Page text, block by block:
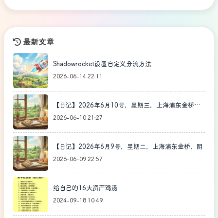
最新文章
Shadowrocket设置自定义分流方法
2026-06-14 22:11
【日记】2026年6月10号，星期三，上海浦东金桥，
晴
2026-06-10 21:27
【日记】2026年6月9号，星期二，上海浦东金桥，阴
2026-06-09 22:57
给自己的16大资产鸡汤
2024-09-18 10:49